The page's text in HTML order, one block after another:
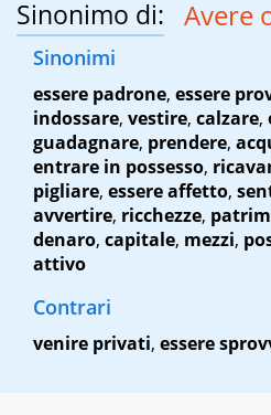
Sinonimo di: Avere
Sinonimi
essere padrone, essere
indossare, vestire, calzare,
guadagnare, prendere,
entrare in possesso,
pigliare, essere affetto,
avvertire, ricchezze,
denaro, capitale, mezzi,
attivo
Contrari
venire privati, essere